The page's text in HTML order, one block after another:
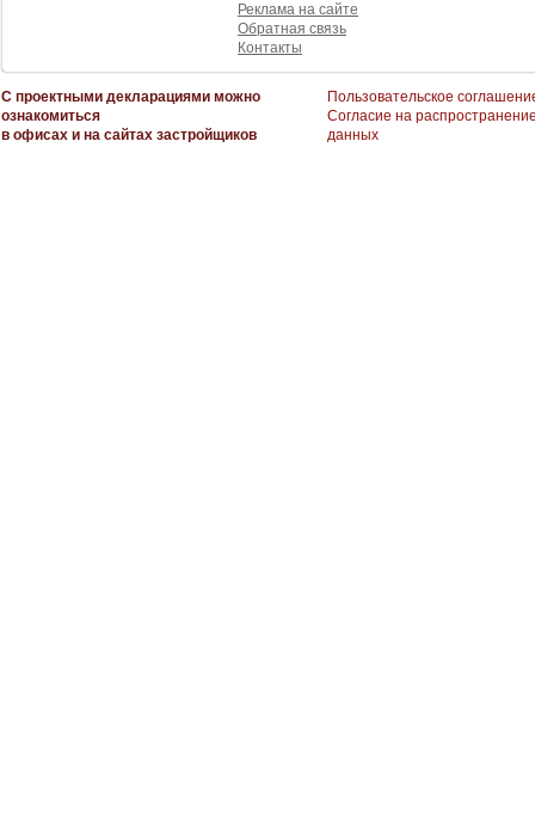
Реклама на сайте
Обратная связь
Контакты
С проектными декларациями можно
ознакомиться
в офисах и на сайтах застройщиков
Пользовательское
Согласие на
данных